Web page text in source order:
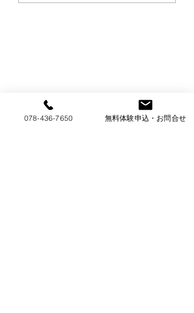
豪指導碁<７月>指導碁
078-436-7650 無料体験申込・お問合せ